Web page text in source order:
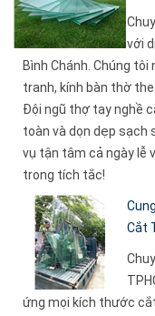
với
Bình Chánh. Chúng
tranh, kính bàn thờ
Đội ngũ thợ tay nghề
toàn và dọn dẹp sạch
vụ tận tâm cả ngày lễ
trong tích tắc!
Cắt
ứng mọi kích thước